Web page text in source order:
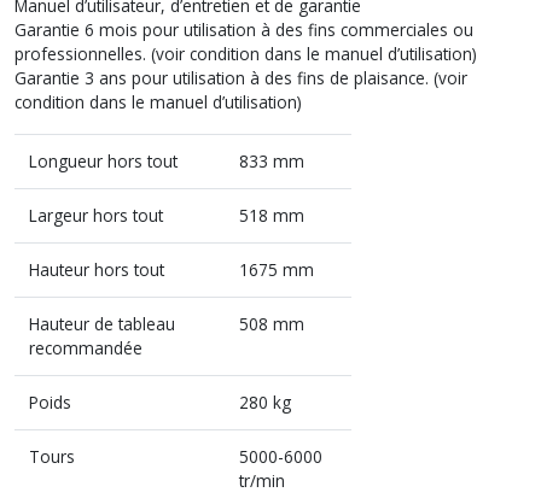
Manuel d’utilisateur, d’entretien et de garantie
Garantie 6 mois pour utilisation à des fins commerciales ou
professionnelles. (voir condition dans le manuel d’utilisation)
Garantie 3 ans pour utilisation à des fins de plaisance. (voir
condition dans le manuel d’utilisation)
Longueur hors tout 833 mm
Largeur hors tout 518 mm
Hauteur hors tout 1675 mm
Hauteur de tableau
recommandée
508 mm
Poids 280 kg
Tours
5000-6000
tr/min